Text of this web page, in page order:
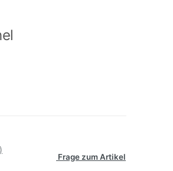
Frage zum Artikel